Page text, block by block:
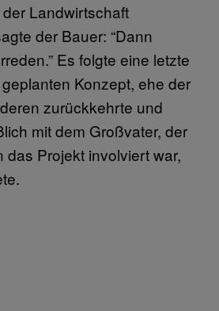
Landwirtschaft
der Bauer: “Dann
Es folgte eine letzte
Konzept, ehe der
zurückkehrte und
mit dem Großvater, der
das Projekt involviert war,